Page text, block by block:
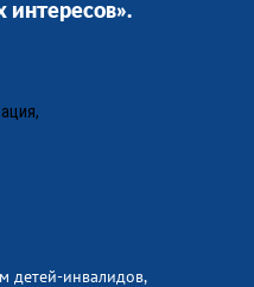
интересов».
инвалидов,